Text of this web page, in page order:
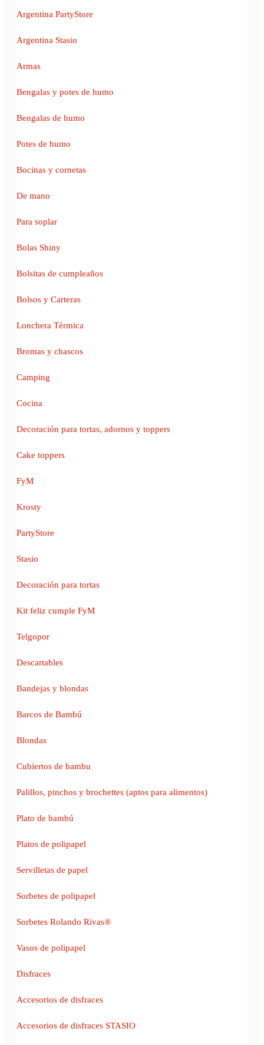
Argentina PartyStore
Argentina Stasio
Armas
Bengalas y potes de humo
Bengalas de humo
Potes de humo
Bocinas y cornetas
De mano
Para soplar
Bolas Shiny
Bolsitas de cumpleaños
Bolsos y Carteras
Lonchera Térmica
Bromas y chascos
Camping
Cocina
Decoración para tortas, adornos y toppers
Cake toppers
FyM
Krosty
PartyStore
Stasio
Decoración para tortas
Kit feliz cumple FyM
Telgopor
Descartables
Bandejas y blondas
Barcos de Bambú
Blondas
Cubiertos de bambu
Palillos, pinchos y brochettes (aptos para alimentos)
Plato de bambú
Platos de polipapel
Servilletas de papel
Sorbetes de polipapel
Sorbetes Rolando Rivas®
Vasos de polipapel
Disfraces
Accesorios de disfraces
Accesorios de disfraces STASIO